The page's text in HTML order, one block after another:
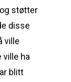
støtter
disse
ville
ville ha
blitt